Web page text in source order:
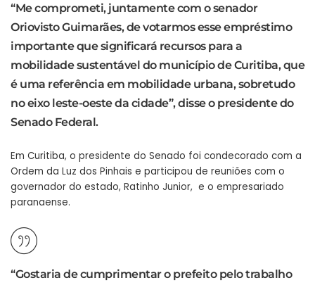
“Me comprometi, juntamente com o senador
Oriovisto Guimarães, de votarmos esse empréstimo
importante que significará recursos para a
mobilidade sustentável do município de Curitiba, que
é uma referência em mobilidade urbana, sobretudo
no eixo leste-oeste da cidade”, disse o presidente do
Senado Federal.
Em Curitiba, o presidente do Senado foi condecorado com a
Ordem da Luz dos Pinhais e participou de reuniões com o
governador do estado, Ratinho Junior, e o empresariado
paranaense.
“Gostaria de cumprimentar o prefeito pelo trabalho